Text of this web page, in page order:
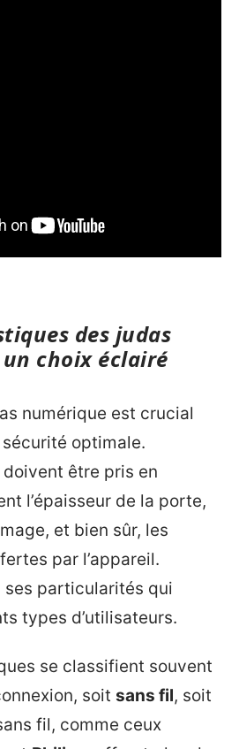
des judas
choix éclairé
numérique est crucial
optimale.
être pris en
l’épaisseur de la porte,
et bien sûr, les
par l’appareil.
ses particularités qui
types d’utilisateurs.
se classifient souvent
soit sans fil, soit
fil, comme ceux